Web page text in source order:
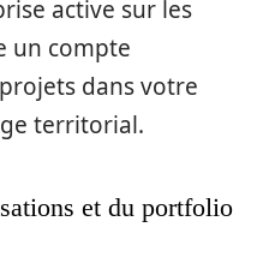
active sur les
un compte
dans votre
territorial.
et du portfolio